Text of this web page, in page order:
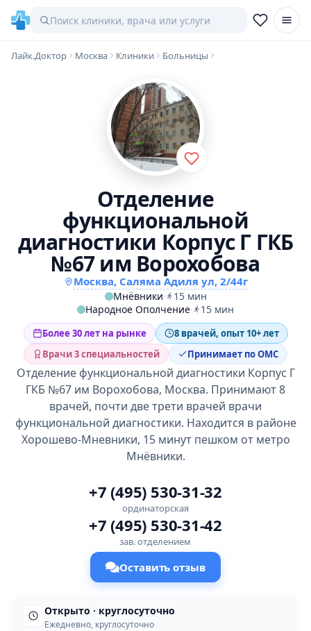
Лайк.Доктор Москва Клиники Больницы
Отделение
функциональной
диагностики Корпус Г ГКБ
№67 им Ворохобова
Москва, Саляма Адиля ул, 2/44г
Мнёвники·
15 мин
Народное Ополчение· 15 мин
Более 30 лет на рынке
8 врачей, опыт 10+ лет
Врачи 3 специальностей
Принимает по ОМС
Отделение функциональной диагностики Корпус Г
ГКБ №67 им Ворохобова, Москва. Принимают 8
врачей, почти две трети врачей врачи
функциональной диагностики. Находится в районе
Хорошево-Мневники, 15 минут пешком от метро
Мнёвники.
+7 (495) 530-31-32
ординаторская
+7 (495) 530-31-42
зав. отделением
Оставить отзыв
Открыто · круглосуточно
Ежедневно, круглосуточно